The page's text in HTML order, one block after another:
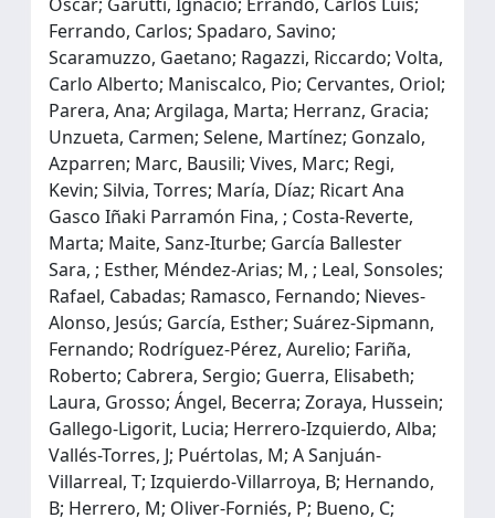
Ferrando, Carlos; Spadaro, Savino;
Scaramuzzo, Gaetano; Ragazzi, Riccardo; Volta,
Carlo Alberto; Maniscalco, Pio; Cervantes, Oriol;
Parera, Ana; Argilaga, Marta; Herranz, Gracia;
Unzueta, Carmen; Selene, Martínez; Gonzalo,
Azparren; Marc, Bausili; Vives, Marc; Regi,
Kevin; Silvia, Torres; María, Díaz; Ricart Ana
Gasco Iñaki Parramón Fina, ; Costa-Reverte,
Marta; Maite, Sanz-Iturbe; García Ballester
Sara, ; Esther, Méndez-Arias; M, ; Leal, Sonsoles;
Rafael, Cabadas; Ramasco, Fernando; Nieves-
Alonso, Jesús; García, Esther; Suárez-Sipmann,
Fernando; Rodríguez-Pérez, Aurelio; Fariña,
Roberto; Cabrera, Sergio; Guerra, Elisabeth;
Laura, Grosso; Ángel, Becerra; Zoraya, Hussein;
Gallego-Ligorit, Lucia; Herrero-Izquierdo, Alba;
Vallés-Torres, J; Puértolas, M; A Sanjuán-
Villarreal, T; Izquierdo-Villarroya, B; Hernando,
B; Herrero, M; Oliver-Forniés, P; Bueno, C;